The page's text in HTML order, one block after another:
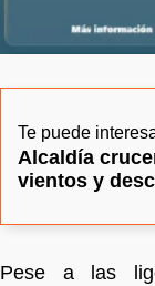
Te puede
Alcaldía
vientos y
Pese a las